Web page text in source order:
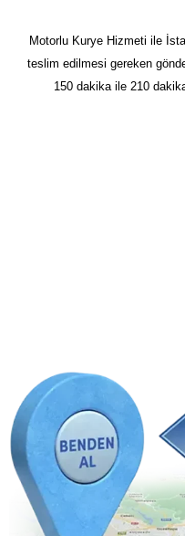
Motorlu Kurye Hizmeti ile
teslim edilmesi gereken
150 dakika ile 210